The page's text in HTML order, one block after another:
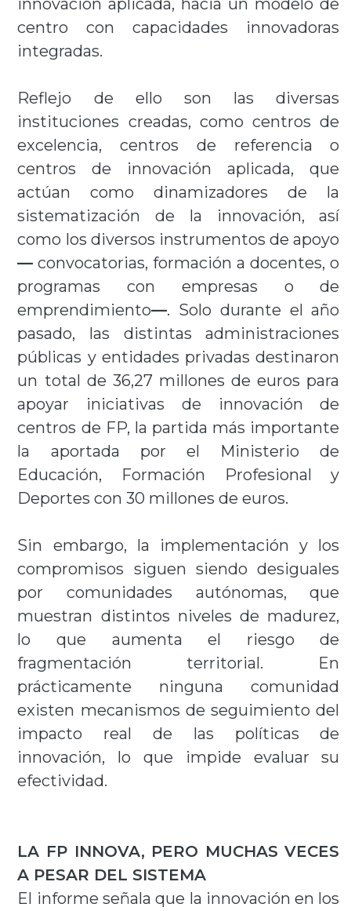
innovación aplicada, hacia un modelo de
centro con capacidades innovadoras
integradas.
Reflejo de ello son las diversas
instituciones creadas, como centros de
excelencia, centros de referencia o
centros de innovación aplicada, que
actúan como dinamizadores de la
sistematización de la innovación, así
como los diversos instrumentos de apoyo
— convocatorias, formación a docentes, o
programas con empresas o de
emprendimiento—. Solo durante el año
pasado, las distintas administraciones
públicas y entidades privadas destinaron
un total de 36,27 millones de euros para
apoyar iniciativas de innovación de
centros de FP, la partida más importante
la aportada por el Ministerio de
Educación, Formación Profesional y
Deportes con 30 millones de euros.
Sin embargo, la implementación y los
compromisos siguen siendo desiguales
por comunidades autónomas, que
muestran distintos niveles de madurez,
lo que aumenta el riesgo de
fragmentación territorial. En
prácticamente ninguna comunidad
existen mecanismos de seguimiento del
impacto real de las políticas de
innovación, lo que impide evaluar su
efectividad.
LA FP INNOVA, PERO MUCHAS VECES
A PESAR DEL SISTEMA
El informe señala que la innovación en los